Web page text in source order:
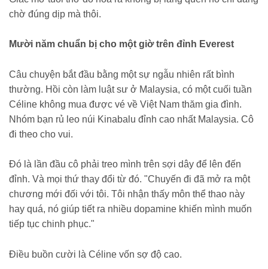
chờ đúng dịp mà thôi.
Mười năm chuẩn bị cho một giờ trên đỉnh Everest
Câu chuyện bắt đầu bằng một sự ngẫu nhiên rất bình
thường. Hồi còn làm luật sư ở Malaysia, có một cuối tuần
Céline không mua được vé về Việt Nam thăm gia đình.
Nhóm bạn rủ leo núi Kinabalu đỉnh cao nhất Malaysia. Cô
đi theo cho vui.
Đó là lần đầu cô phải treo mình trên sợi dây để lên đến
đỉnh. Và mọi thứ thay đổi từ đó. "Chuyến đi đã mở ra một
chương mới đối với tôi. Tôi nhận thấy môn thể thao này
hay quá, nó giúp tiết ra nhiều dopamine khiến mình muốn
tiếp tục chinh phục."
Điều buồn cười là Céline vốn sợ độ cao.